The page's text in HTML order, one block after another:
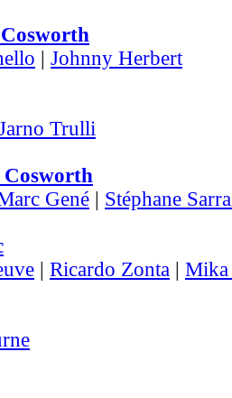
| Johnny Herbert
Trulli
Gené | Stéphane
| Ricardo Zonta | Mika